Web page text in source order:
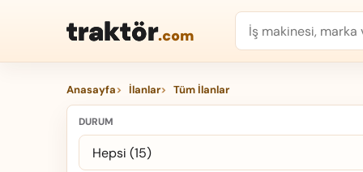
traktör.com
Anasayfa İlanlar Tüm İlanlar
DURUM